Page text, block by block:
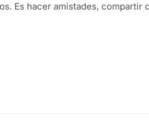
Es hacer amistades, compartir